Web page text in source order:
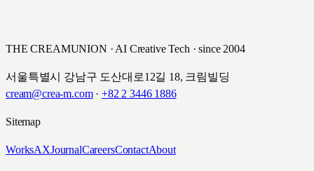
THE CREAMUNION · AI Creative Tech · since 2004
서울특별시 강남구 도산대로12길 18, 크림빌딩
cream@crea-m.com· +82 2 3446 1886
Sitemap
WorksAXJournalCareersContactAbout